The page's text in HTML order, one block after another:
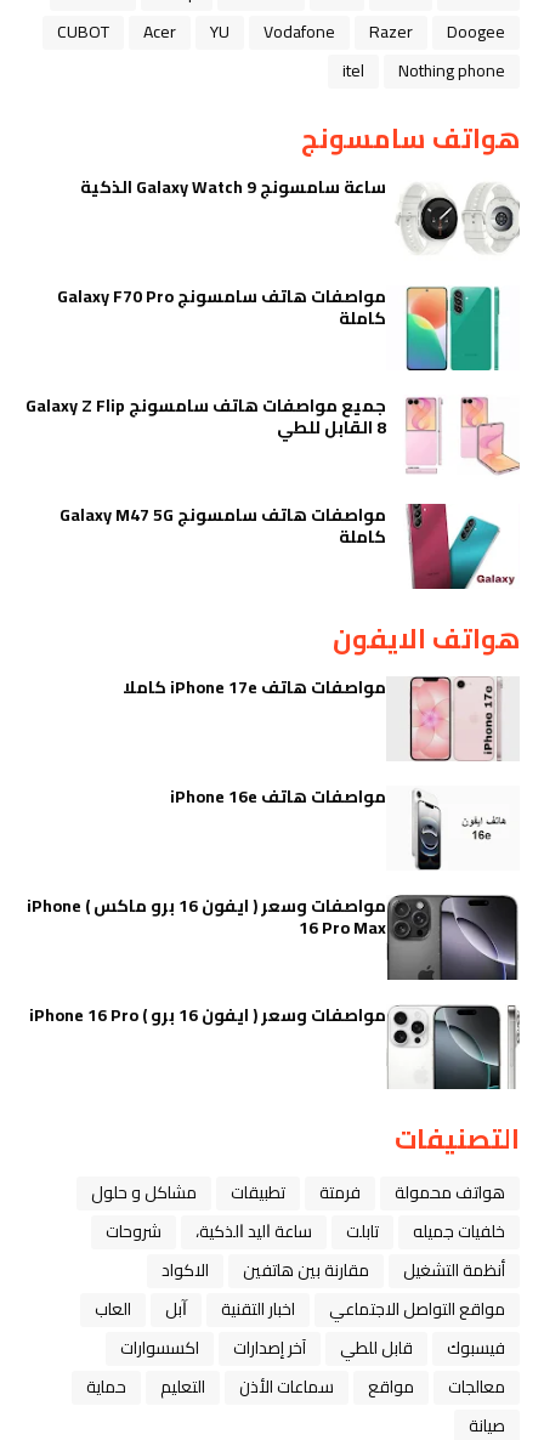
Doogee
Razer
Vodafone
YU
Acer
CUBOT
Nothing phone
itel
هواتف سامسونج
ساعة سامسونج Galaxy Watch 9 الذكية
مواصفات هاتف سامسونج Galaxy F70 Pro
كاملة
جميع مواصفات هاتف سامسونج Galaxy Z Flip
8 القابل للطي
مواصفات هاتف سامسونج Galaxy M47 5G
كاملة
هواتف الايفون
مواصفات هاتف iPhone 17e كاملا
مواصفات هاتف iPhone 16e
مواصفات وسعر ( ايفون 16 برو ماكس ) iPhone
16 Pro Max
مواصفات وسعر ( ايفون 16 برو ) iPhone 16 Pro
التصنيفات
هواتف محمولة فرمتة تطبيقات
مشاكل و حلول
خلفيات جميله
تابلت ﺳﺎﻋﺔ ﺍﻟﻴﺪ ﺍﻟﺬﻛﻴﺔ،
شروحات
أنظمة التشغيل
مقارنة بين هاتفين
الاكواد
مواقع التواصل الاجتماعي
اخبار التقنية ﺁﺑﻞ
العاب
فيسبوك
قابل للطي آخر إصدارات
اكسسوارات
معالجات
مواقع سماعات الأذن التعليم
حماية
صيانة